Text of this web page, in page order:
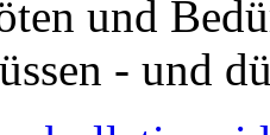
und
- und